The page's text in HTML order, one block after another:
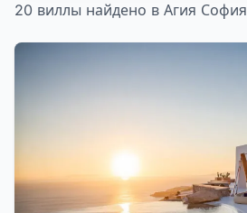
20 виллы найдено в Агия София